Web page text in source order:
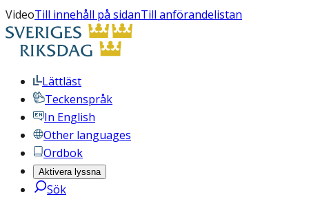
VideoTill innehåll på sidanTill anförandelistan
Lättläst
Teckenspråk
In English
Other languages
Ordbok
Aktivera lyssna
Sök